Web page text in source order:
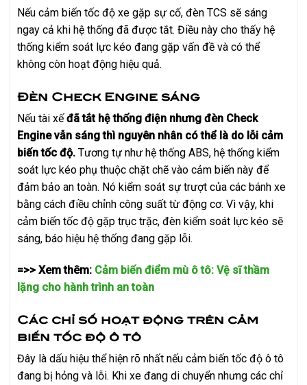
Nếu cảm biến tốc độ xe gặp sự cố, đèn TCS sẽ sáng
ngay cả khi hệ thống đã được tắt. Điều này cho thấy hệ
thống kiểm soát lực kéo đang gặp vấn đề và có thể
không còn hoạt động hiệu quả.
Đèn Check Engine sáng
Nếu tài xếđã tắt hệ thống điện nhưng đèn Check
Engine vẫn sáng thì nguyên nhân có thể là do lỗi cảm
biến tốc độ. Tương tự như hệ thống ABS, hệ thống kiểm
soát lực kéo phụ thuộc chặt chẽ vào cảm biến này để
đảm bảo an toàn. Nó kiểm soát sự trượt của các bánh xe
bằng cách điều chỉnh công suất từ động cơ. Vì vậy, khi
cảm biến tốc độ gặp trục trặc, đèn kiểm soát lực kéo sẽ
sáng, báo hiệu hệ thống đang gặp lỗi.
=>> Xem thêm: Cảm biến điểm mù ô tô: Vệ sĩ thầm
lặng cho hành trình an toàn
Các chỉ số hoạt động trên cảm
biến tốc độ ô tô
Đây là dấu hiệu thể hiện rõ nhất nếu cảm biến tốc độ ô tô
đang bị hỏng và lỗi. Khi xe đang di chuyển nhưng các chỉ